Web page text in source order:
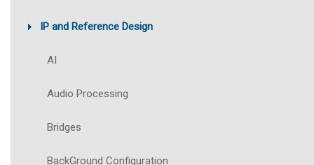
IP and Reference Design
AI
Audio Processing
Bridges
BackGround Configuration